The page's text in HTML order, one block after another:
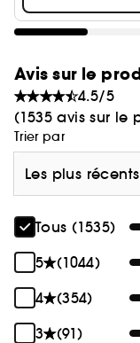
Avis sur le
4.5/5
(1535 avis sur le
Trier par
Les plus récents
Tous (1535)
5
(1044)
4
(354)
3
(91)